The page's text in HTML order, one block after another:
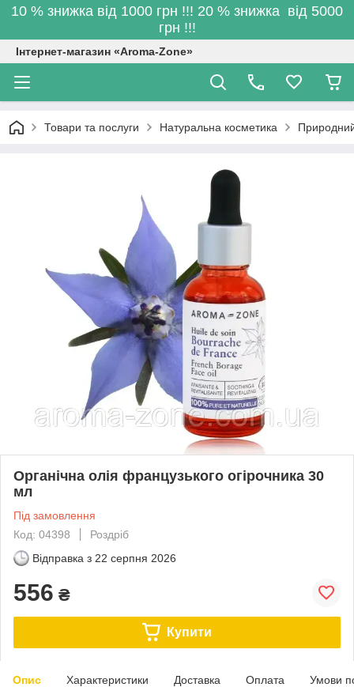
10 % знижка від 1000 грн !!! 20 % знижка від 5000
грн !!!
Інтернет-магазин «Aroma-Zone»
Товари та послуги Натуральна косметика
Органічна олія французького огірочника 30
мл
Під замовлення
Код: 04398
Роздріб
Відправка з 22 серпня 2026
556 ₴
Купити
Опис Характеристики Доставка Оплата Умови